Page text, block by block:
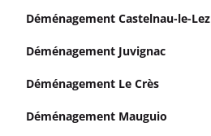
Déménagement Castelnau-le-Lez
Déménagement Juvignac
Déménagement Le Crès
Déménagement Mauguio